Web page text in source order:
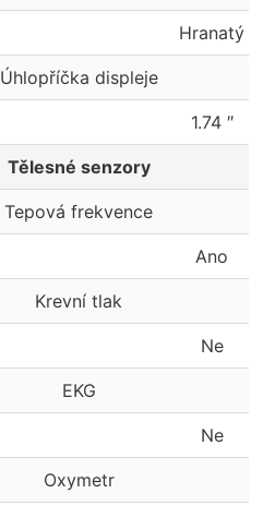
Hranatý
Úhlopříčka displeje
1.74 ″
Tělesné senzory
Tepová frekvence
Ano
Krevní tlak
Ne
EKG
Ne
Oxymetr